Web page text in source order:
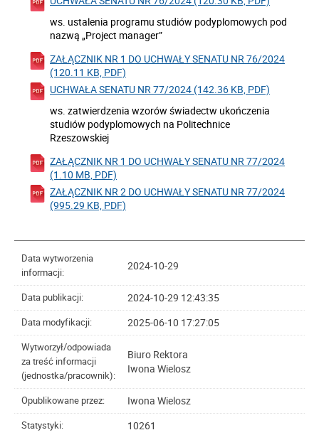
ws. ustalenia programu studiów podyplomowych pod
nazwą „Project manager”
ZAŁĄCZNIK NR 1 DO UCHWAŁY SENATU NR 76/2024
(120.11 KB, PDF)
UCHWAŁA SENATU NR 77/2024 (142.36 KB, PDF)
ws. zatwierdzenia wzorów świadectw ukończenia
studiów podyplomowych na Politechnice
Rzeszowskiej
ZAŁĄCZNIK NR 1 DO UCHWAŁY SENATU NR 77/2024
(1.10 MB, PDF)
ZAŁĄCZNIK NR 2 DO UCHWAŁY SENATU NR 77/2024
(995.29 KB, PDF)
Data wytworzenia
informacji:
2024-10-29
Data publikacji: 2024-10-29 12:43:35
Data modyfikacji: 2025-06-10 17:27:05
Wytworzył/odpowiada
za treść informacji
(jednostka/pracownik):
Biuro Rektora
Iwona Wielosz
Opublikowane przez: Iwona Wielosz
Statystyki: 10261